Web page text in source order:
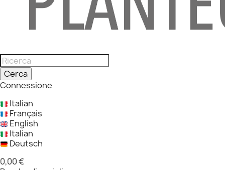
Cerca
Connessione
Italian
Français
English
Italian
Deutsch
0,00 €